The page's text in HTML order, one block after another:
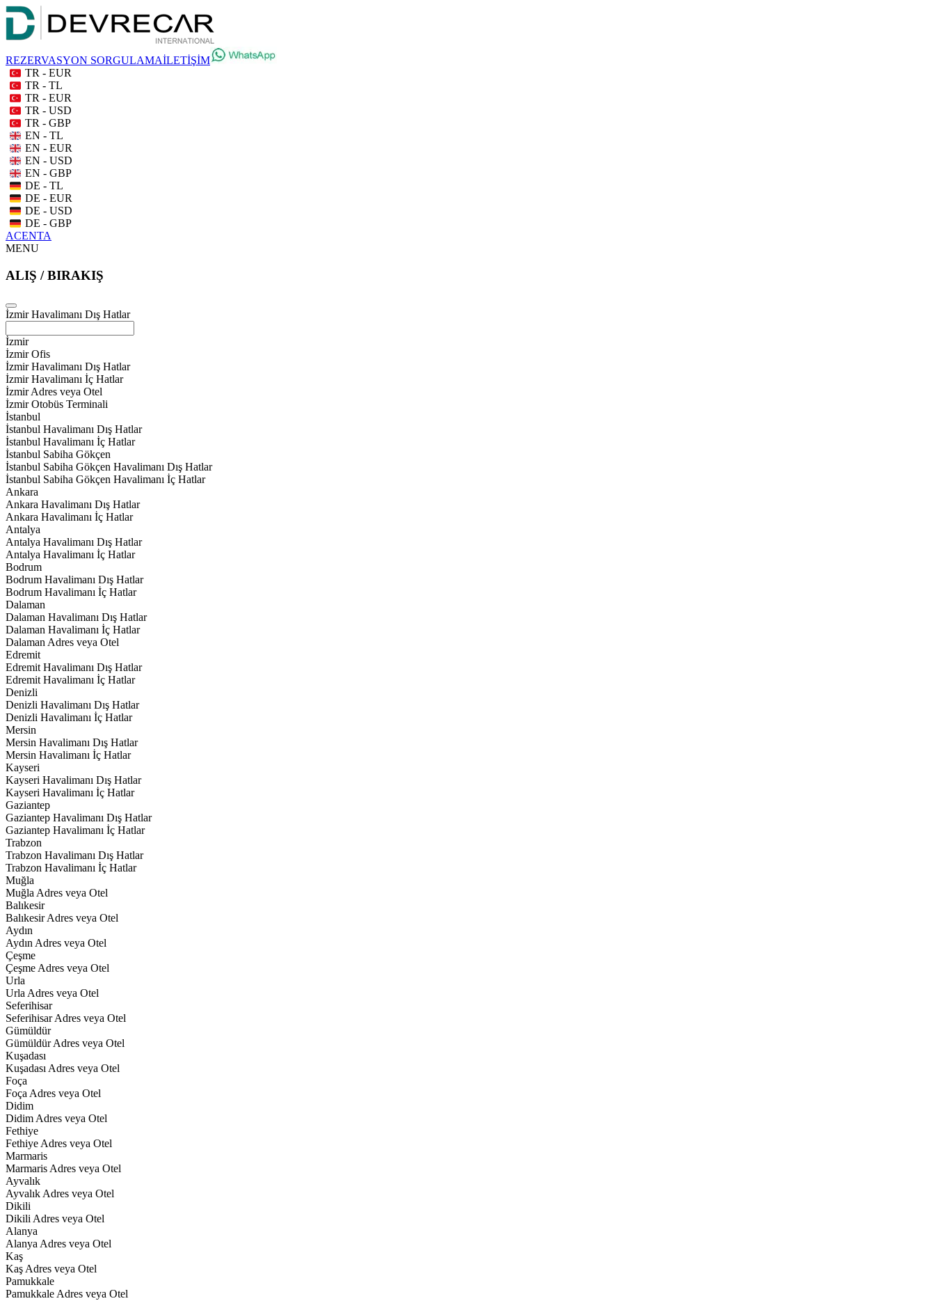
REZERVASYON SORGULAMAİLETİŞİM
TR - EUR
TR - TL
TR - EUR
TR - USD
TR - GBP
EN - TL
EN - EUR
EN - USD
EN - GBP
DE - TL
DE - EUR
DE - USD
DE - GBP
ACENTA
MENU
ALIŞ / BIRAKIŞ
İzmir Havalimanı Dış Hatlar
İzmir
İzmir Ofis
İzmir Havalimanı Dış Hatlar
İzmir Havalimanı İç Hatlar
İzmir Adres veya Otel
İzmir Otobüs Terminali
İstanbul
İstanbul Havalimanı Dış Hatlar
İstanbul Havalimanı İç Hatlar
İstanbul Sabiha Gökçen
İstanbul Sabiha Gökçen Havalimanı Dış Hatlar
İstanbul Sabiha Gökçen Havalimanı İç Hatlar
Ankara
Ankara Havalimanı Dış Hatlar
Ankara Havalimanı İç Hatlar
Antalya
Antalya Havalimanı Dış Hatlar
Antalya Havalimanı İç Hatlar
Bodrum
Bodrum Havalimanı Dış Hatlar
Bodrum Havalimanı İç Hatlar
Dalaman
Dalaman Havalimanı Dış Hatlar
Dalaman Havalimanı İç Hatlar
Dalaman Adres veya Otel
Edremit
Edremit Havalimanı Dış Hatlar
Edremit Havalimanı İç Hatlar
Denizli
Denizli Havalimanı Dış Hatlar
Denizli Havalimanı İç Hatlar
Mersin
Mersin Havalimanı Dış Hatlar
Mersin Havalimanı İç Hatlar
Kayseri
Kayseri Havalimanı Dış Hatlar
Kayseri Havalimanı İç Hatlar
Gaziantep
Gaziantep Havalimanı Dış Hatlar
Gaziantep Havalimanı İç Hatlar
Trabzon
Trabzon Havalimanı Dış Hatlar
Trabzon Havalimanı İç Hatlar
Muğla
Muğla Adres veya Otel
Balıkesir
Balıkesir Adres veya Otel
Aydın
Aydın Adres veya Otel
Çeşme
Çeşme Adres veya Otel
Urla
Urla Adres veya Otel
Seferihisar
Seferihisar Adres veya Otel
Gümüldür
Gümüldür Adres veya Otel
Kuşadası
Kuşadası Adres veya Otel
Foça
Foça Adres veya Otel
Didim
Didim Adres veya Otel
Fethiye
Fethiye Adres veya Otel
Marmaris
Marmaris Adres veya Otel
Ayvalık
Ayvalık Adres veya Otel
Dikili
Dikili Adres veya Otel
Alanya
Alanya Adres veya Otel
Kaş
Kaş Adres veya Otel
Pamukkale
Pamukkale Adres veya Otel